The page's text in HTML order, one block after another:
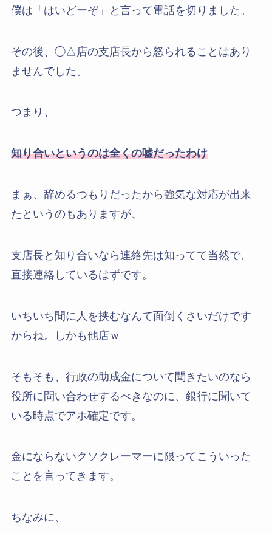
僕は「はいどーぞ」と言って電話を切りました。
その後、◯△店の支店長から怒られることはあり
ませんでした。
つまり、
知り合いというのは全くの嘘だったわけ
まぁ、辞めるつもりだったから強気な対応が出来
たというのもありますが、
支店長と知り合いなら連絡先は知ってて当然で、
直接連絡しているはずです。
いちいち間に人を挟むなんて面倒くさいだけです
からね。しかも他店ｗ
そもそも、行政の助成金について聞きたいのなら
役所に問い合わせするべきなのに、銀行に聞いて
いる時点でアホ確定です。
金にならないクソクレーマーに限ってこういった
ことを言ってきます。
ちなみに、